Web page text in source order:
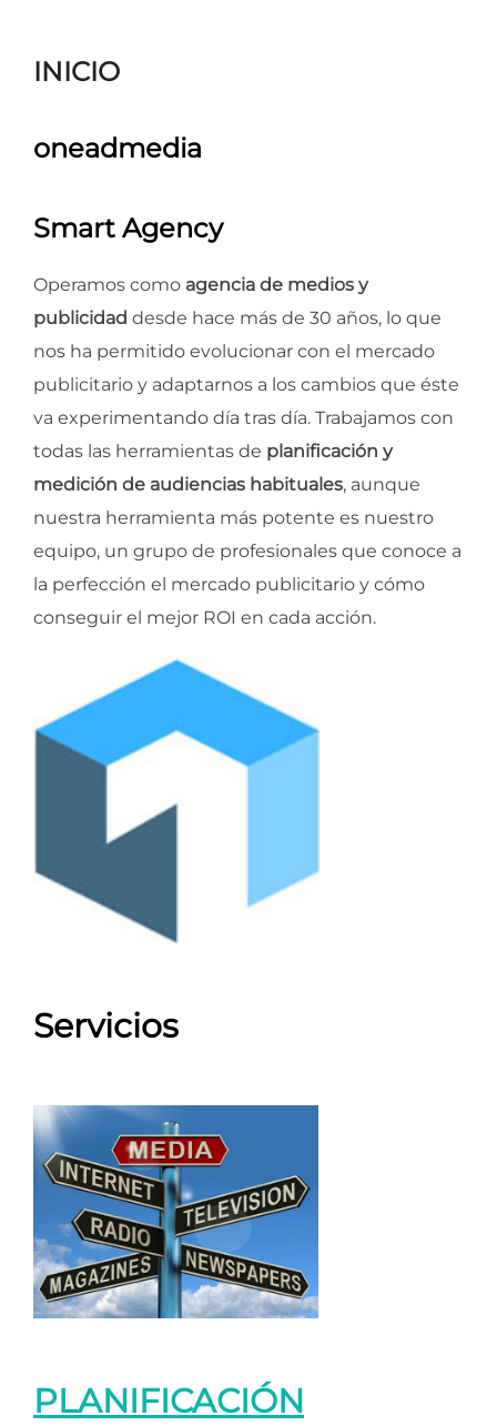
INICIO
oneadmedia
Smart Agency
Operamos como agencia de medios y
publicidad desde hace más de 30 años, lo que
nos ha permitido evolucionar con el mercado
publicitario y adaptarnos a los cambios que éste
va experimentando día tras día. Trabajamos con
todas las herramientas de planificación y
medición de audiencias habituales, aunque
nuestra herramienta más potente es nuestro
equipo, un grupo de profesionales que conoce a
la perfección el mercado publicitario y cómo
conseguir el mejor ROI en cada acción.
Servicios
PLANIFICACIÓN